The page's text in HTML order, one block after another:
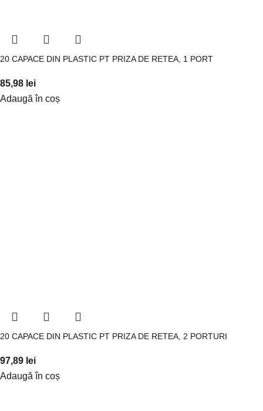
20 CAPACE DIN PLASTIC PT PRIZA DE RETEA, 1 PORT
85,98 lei
Adaugă în coș
20 CAPACE DIN PLASTIC PT PRIZA DE RETEA, 2 PORTURI
97,89 lei
Adaugă în coș